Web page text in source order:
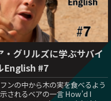
・グリルズに学ぶサバイ
English #7
ンの中から木の実を食べるよう
されるベアの一言 How’d I